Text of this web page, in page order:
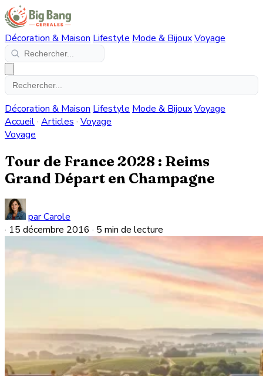
Décoration & Maison Lifestyle Mode & BijouxVoyage
Décoration & Maison Lifestyle Mode & BijouxVoyage
Accueil· Articles · Voyage
Voyage
Tour de France 2028 : Reims
Grand Départ en Champagne
par Carole
· 15 décembre 2016 · 5 min de lecture